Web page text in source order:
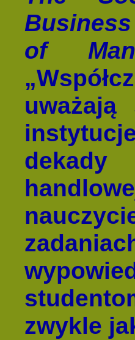
of
zwykle